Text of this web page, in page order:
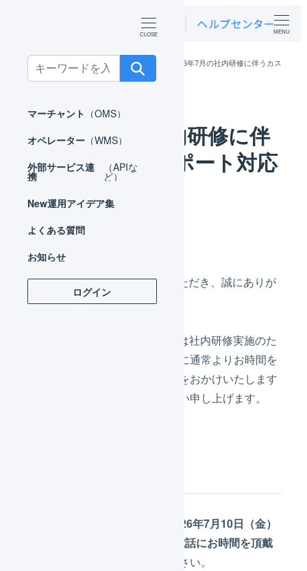
Search
for:
マーチャント （OMS）
オペレーター （WMS）
外部サービス連
携
（APIな
ど）
New運用アイデア集
よくある質問
お知らせ
ログイン
MENU
ホーム お知らせ ニュース
2026年7月の社内研修に伴うカス
タマーサポート対応時間のお知らせ
2026年7月の社内研修に伴
うカスタマーサポート対応
時間のお知らせ
投稿日
2026年07月03日
平素よりLOGILESSをご利用いただき、誠にありが
とうございます。
2026年7月10日（金）は​弊社では​社内研修実施の​た
め、​カスタマーサポートの​対応に​通常より​お時間を​
頂戴します。お客様には​ご不便を​おかけいたします
が、​何卒ご理解と​ご協力を​お願い​申し上げます。
通常通り営業いたしますが、2026年7月10日（金）
午後1時以降はお問合せへのお電話にお時間を頂戴
あらかじめご了承ください。